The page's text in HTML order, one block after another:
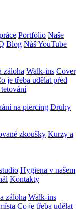
Portfolio Naše
Blog Náš YouTube
záloha Walk-ins Cover
je třeba udělat před
tetování
na piercing Druhy
zkoušky Kurzy a
Hygiena v našem
Kontakty
záloha Walk-ins
Co je třeba udělat